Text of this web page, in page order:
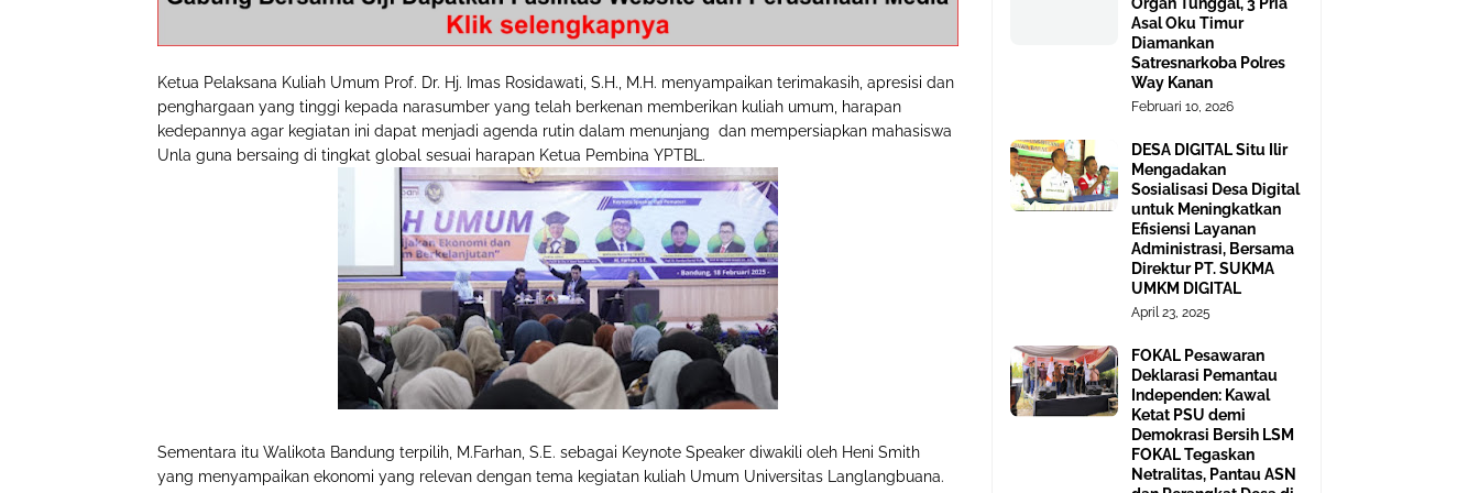
Ketua Pelaksana Kuliah Umum Prof. Dr. Hj. Imas Rosidawati, S.H., M.H. menyampaikan terimakasih, apresisi dan
penghargaan yang tinggi kepada narasumber yang telah berkenan memberikan kuliah umum, harapan
kedepannya agar kegiatan ini dapat menjadi agenda rutin dalam menunjang dan mempersiapkan mahasiswa
Unla guna bersaing di tingkat global sesuai harapan Ketua Pembina YPTBL.
Sementara itu Walikota Bandung terpilih, M.Farhan, S.E. sebagai Keynote Speaker diwakili oleh Heni Smith
yang menyampaikan ekonomi yang relevan dengan tema kegiatan kuliah Umum Universitas Langlangbuana.
Asal Oku Timur
Diamankan
Satresnarkoba Polres
Way Kanan
Februari 10, 2026
DESA DIGITAL Situ Ilir
Mengadakan
Sosialisasi Desa Digital
untuk Meningkatkan
Efisiensi Layanan
Administrasi, Bersama
Direktur PT. SUKMA
UMKM DIGITAL
April 23, 2025
FOKAL Pesawaran
Deklarasi Pemantau
Independen: Kawal
Ketat PSU demi
Demokrasi Bersih LSM
FOKAL Tegaskan
Netralitas, Pantau ASN